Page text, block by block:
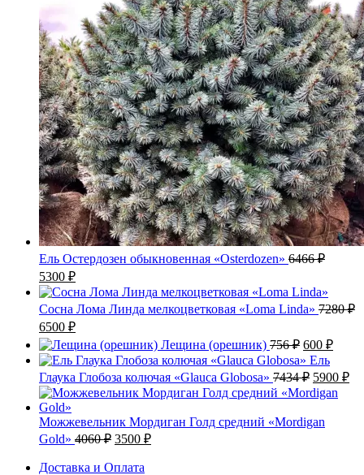
Ель Остердозен обыкновенная «Osterdozen» 6466₽
Первоначальная
цена
составляла
6466 ₽.
5300 ₽Текущая
цена:
5300 ₽.
Сосна Лома Линда мелкоцветковая «Loma Linda» 7280₽
Первоначальная
цена
составляла
7280 ₽.
6500 ₽Текущая
цена:
6500 ₽.
Лещина (орешник) 756₽
цена
составляла
756 ₽.
600 ₽
600
Ель
Глаука Глобоза колючая «Glauca Globosa» 7434₽
цена
7434 ₽.
5900 ₽
Можжевельник Мордиган Голд средний «Mordigan
Gold» 4060₽ Первоначальная
составляла
3500 ₽Текущая
Доставка и Оплата